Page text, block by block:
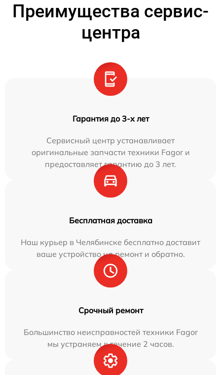
Преимущества сервис-
центра
Гарантия до 3-х лет
Сервисный центр устанавливает
оригинальные запчасти техники Fagor и
предоставляет гарантию до 3 лет.
Бесплатная доставка
Наш курьер в Челябинске бесплатно доставит
ваше устройство на ремонт и обратно.
Срочный ремонт
Большинство неисправностей техники Fagor
мы устраняем в течение 2 часов.